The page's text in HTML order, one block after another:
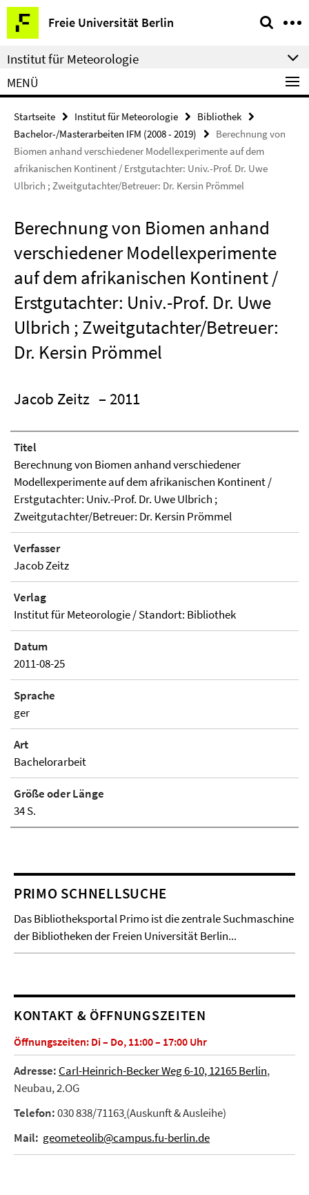
Springe
direkt
zu
Inhalt
Freie Universität Berlin
Service-
Navigation
Institut für Meteorologie
MENÜ
Startseite Institut für Meteorologie
Bibliothek
Bachelor-/Masterarbeiten IFM (2008 - 2019)
Berechnung von
Biomen anhand verschiedener Modellexperimente auf dem
afrikanischen Kontinent / Erstgutachter: Univ.-Prof. Dr. Uwe
Ulbrich ; Zweitgutachter/Betreuer: Dr. Kersin Prömmel
Berechnung von Biomen anhand
verschiedener Modellexperimente
auf dem afrikanischen Kontinent /
Erstgutachter: Univ.-Prof. Dr. Uwe
Ulbrich ; Zweitgutachter/Betreuer:
Dr. Kersin Prömmel
Jacob Zeitz – 2011
Titel
Berechnung von Biomen anhand verschiedener
Modellexperimente auf dem afrikanischen Kontinent /
Erstgutachter: Univ.-Prof. Dr. Uwe Ulbrich ;
Zweitgutachter/Betreuer: Dr. Kersin Prömmel
Verfasser
Jacob Zeitz
Verlag
Institut für Meteorologie / Standort: Bibliothek
Datum
2011-08-25
Sprache
ger
Art
Bachelorarbeit
Größe oder Länge
34 S.
PRIMO SCHNELLSUCHE
Das Bibliotheksportal Primo ist die zentrale Suchmaschine
der Bibliotheken der Freien Universität Berlin...
KONTAKT & ÖFFNUNGSZEITEN
Öffnungszeiten: Di – Do, 11:00 – 17:00 Uhr
Adresse: Carl-Heinrich-Becker Weg 6-10, 12165 Berlin,
Neubau, 2.OG
Telefon:030 838/71163(Auskunft & Ausleihe)
Mail: geometeolib@campus.fu-berlin.de